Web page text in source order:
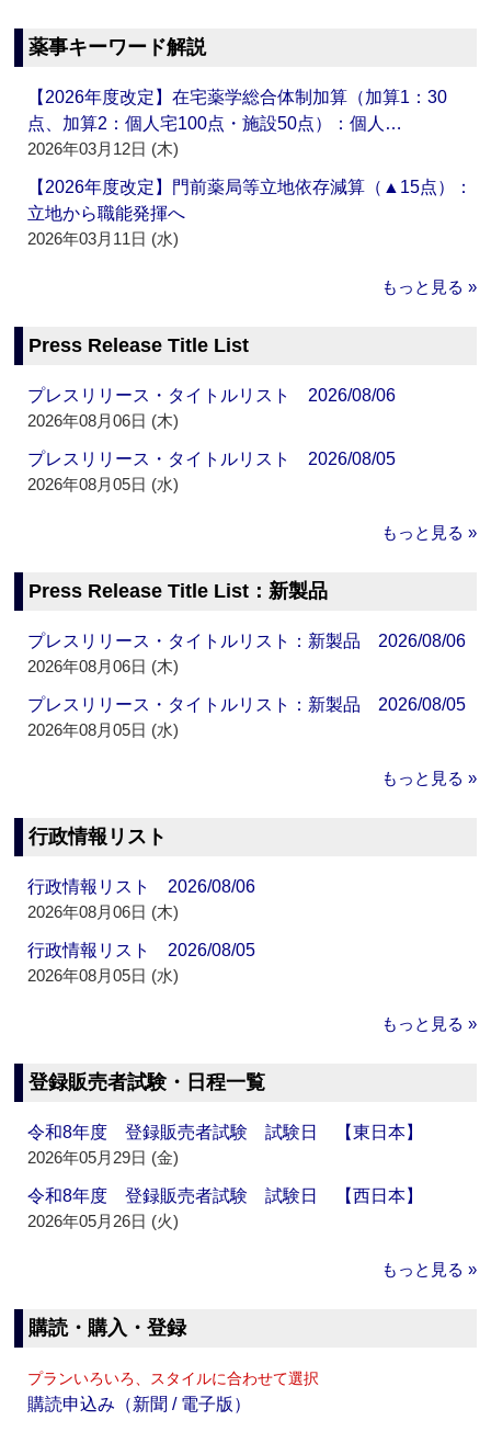
薬事キーワード解説
【2026年度改定】在宅薬学総合体制加算（加算1：30
点、加算2：個人宅100点・施設50点）：個人…
2026年03月12日 (木)
【2026年度改定】門前薬局等立地依存減算（▲15点）：
立地から職能発揮へ
2026年03月11日 (水)
もっと見る »
Press Release Title List
プレスリリース・タイトルリスト 2026/08/06
2026年08月06日 (木)
プレスリリース・タイトルリスト 2026/08/05
2026年08月05日 (水)
もっと見る »
Press Release Title List：新製品
プレスリリース・タイトルリスト：新製品 2026/08/06
2026年08月06日 (木)
プレスリリース・タイトルリスト：新製品 2026/08/05
2026年08月05日 (水)
もっと見る »
行政情報リスト
行政情報リスト 2026/08/06
2026年08月06日 (木)
行政情報リスト 2026/08/05
2026年08月05日 (水)
もっと見る »
登録販売者試験・日程一覧
令和8年度 登録販売者試験 試験日 【東日本】
2026年05月29日 (金)
令和8年度 登録販売者試験 試験日 【西日本】
2026年05月26日 (火)
もっと見る »
購読・購入・登録
プランいろいろ、スタイルに合わせて選択
購読申込み（新聞 / 電子版）